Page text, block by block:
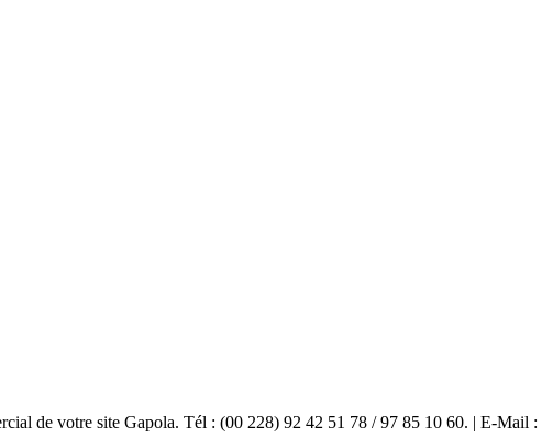
de votre site Gapola. Tél : (00 228) 92 42 51 78 / 97 85 10 60. | E-Mail